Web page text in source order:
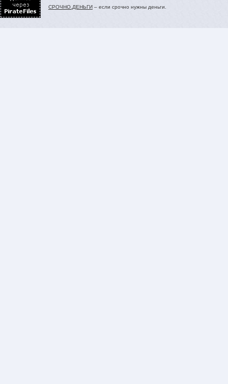
СРОЧНО.ДЕНЬГИ – если срочно нужны деньги.